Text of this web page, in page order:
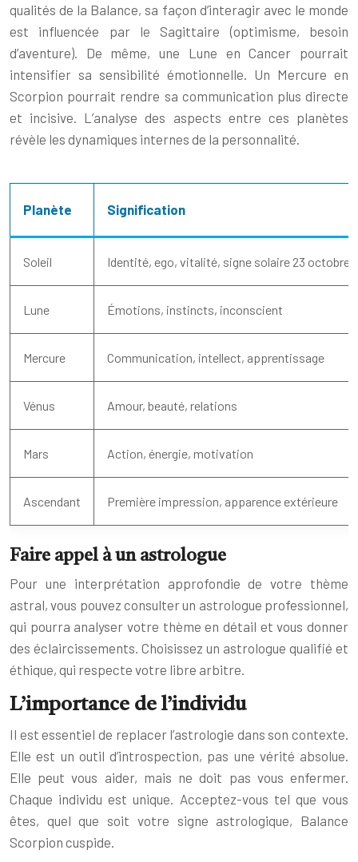
qualités de la Balance, sa façon d’interagir avec le monde
est influencée par le Sagittaire (optimisme, besoin
d’aventure). De même, une Lune en Cancer pourrait
intensifier sa sensibilité émotionnelle. Un Mercure en
Scorpion pourrait rendre sa communication plus directe
et incisive. L’analyse des aspects entre ces planètes
révèle les dynamiques internes de la personnalité.
Planète Signification
Soleil Identité, ego, vitalité, signe solaire 23 octobre
Lune Émotions, instincts, inconscient
Mercure Communication, intellect, apprentissage
Vénus Amour, beauté, relations
Mars Action, énergie, motivation
Ascendant Première impression, apparence extérieure
Faire appel à un astrologue
Pour une interprétation approfondie de votre thème
astral, vous pouvez consulter un astrologue professionnel,
qui pourra analyser votre thème en détail et vous donner
des éclaircissements. Choisissez un astrologue qualifié et
éthique, qui respecte votre libre arbitre.
L’importance de l’individu
Il est essentiel de replacer l’astrologie dans son contexte.
Elle est un outil d’introspection, pas une vérité absolue.
Elle peut vous aider, mais ne doit pas vous enfermer.
Chaque individu est unique. Acceptez-vous tel que vous
êtes, quel que soit votre signe astrologique, Balance
Scorpion cuspide.